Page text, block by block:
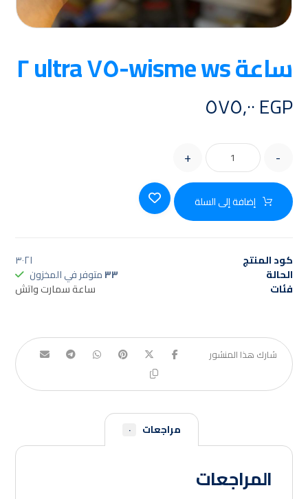
ساعة wisme ws-٧٥ ultra ٢
EGP
-
+
إضافة إلى السلة
كود المنتج ٣٠٢١
الحالة ٣٣متوفر في المخزون
فئات ساعة سمارت واتش
مراجعات ٠
المراجعات